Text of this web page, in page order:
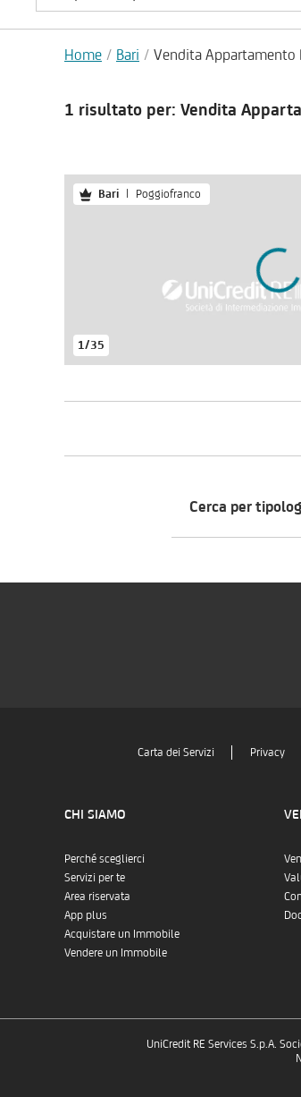
Home Bari Vendita Appartamento
1 risultato per: Vendita
Bari Poggiofranco
1/35
Cerca per
Carta dei Servizi Privacy
CHI SIAMO
Perché sceglierci
Servizi per te
Area riservata
App plus
Acquistare un Immobile
Vendere un Immobile
UniCredit RE Services S.p.A.